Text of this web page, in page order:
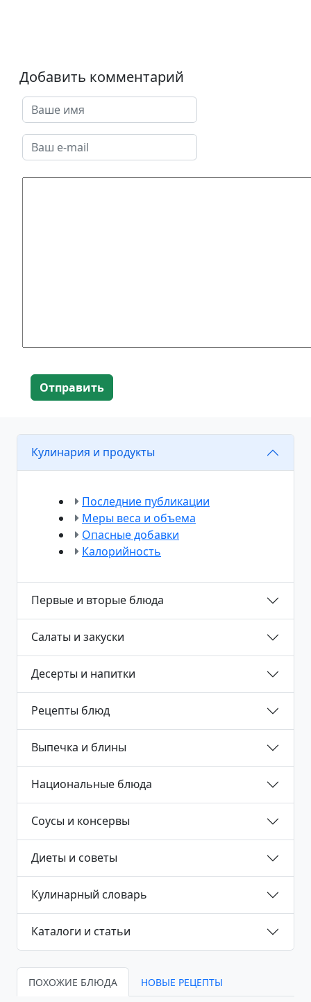
Добавить комментарий
Отправить
Кулинария и продукты
Последние публикации
Меры веса и объема
Опасные добавки
Калорийность
Первые и вторые блюда
Салаты и закуски
Десерты и напитки
Рецепты блюд
Выпечка и блины
Национальные блюда
Соусы и консервы
Диеты и советы
Кулинарный словарь
Каталоги и статьи
ПОХОЖИЕ БЛЮДА НОВЫЕ РЕЦЕПТЫ